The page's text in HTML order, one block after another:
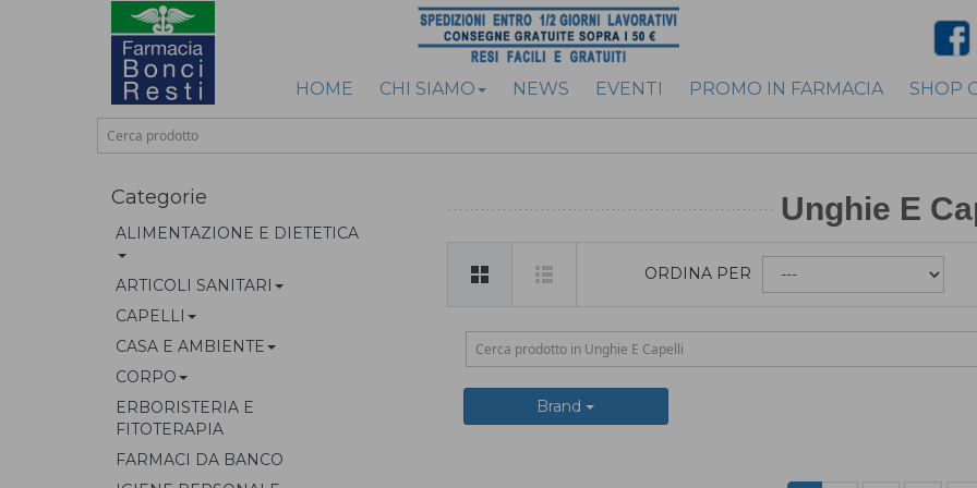
HOME CHI SIAMO NEWS EVENTI PROMO IN FARMACIA SHOP
Unghie E
ORDINA PER
Brand
Categorie
ALIMENTAZIONE E DIETETICA
ARTICOLI SANITARI
CAPELLI
CASA E AMBIENTE
CORPO
ERBORISTERIA E
FITOTERAPIA
FARMACI DA BANCO